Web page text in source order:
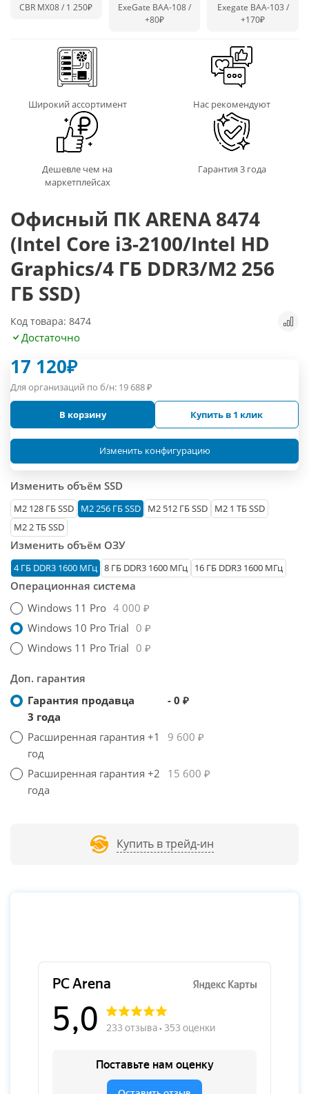
CBR MX08 / 1 250₽
ExeGate BAA-108 /
+80₽
Exegate BAA-103 /
+170₽
Широкий ассортимент Нас рекомендуют
Дешевле чем на
маркетплейсах
Гарантия 3 года
Офисный ПК ARENA 8474
(Intel Core i3-2100/Intel HD
Graphics/4 ГБ DDR3/M2 256
ГБ SSD)
Код товара: 8474
Достаточно
17 120₽
Для организаций по б/н: 19 688₽
В корзину Купить в 1 клик
Изменить конфигурацию
Изменить объём SSD
М2 128 ГБ SSD M2 256 ГБ SSD M2 512 ГБ SSD
M2 1 ТБ SSD
M2 2 ТБ SSD
Изменить объём ОЗУ
4 ГБ DDR3 1600 МГц 8 ГБ DDR3 1600 МГц 16 ГБ DDR3 1600 МГц
Операционная система
Windows 11 Pro 4 000 ₽
Windows 10 Pro Trial 0 ₽
Windows 11 Pro Trial 0 ₽
Доп. гарантия
Гарантия продавца
3 года
- 0 ₽
Расширенная гарантия +1
год
9 600 ₽
Расширенная гарантия +2
года
15 600 ₽
Купить в трейд-ин